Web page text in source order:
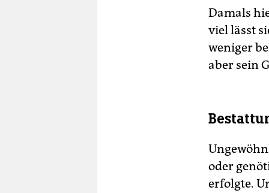
Damals
viel lässt
weniger
aber sein
oder
erfolgte.